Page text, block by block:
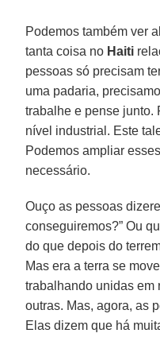
Podemos também ver
tanta coisa no Haiti
pessoas só precisam
uma padaria,
trabalhe e pense junto.
nível industrial. Este
Podemos ampliar
necessário.
Ouço as pessoas
conseguiremos?” Ou
do que depois do
Mas era a terra se
trabalhando unidas em
outras. Mas, agora, as
Elas dizem que há